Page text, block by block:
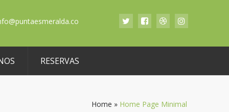
RESERVAS
Home » Home Page Minimal